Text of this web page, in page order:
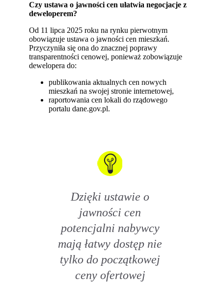
Czy ustawa o jawności cen ułatwia negocjacje z
deweloperem?
Od 11 lipca 2025 roku na rynku pierwotnym
obowiązuje ustawa o jawności cen mieszkań.
Przyczyniła się ona do znacznej poprawy
transparentności cenowej, ponieważ zobowiązuje
dewelopera do:
publikowania aktualnych cen nowych
mieszkań na swojej stronie internetowej,
raportowania cen lokali do rządowego
portalu dane.gov.pl.
Dzięki ustawie o
jawności cen
potencjalni nabywcy
mają łatwy dostęp nie
tylko do początkowej
ceny ofertowej